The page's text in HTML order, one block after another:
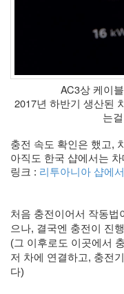
AC3상 케이
2017년 하반기 생산된
는
충전 속도 확인은 했고,
아직도 한국 샵에서는
링크 : 리투아니아 샵에
처음 충전이어서 작동법
으나, 결국엔 충전이 진
(그 이후로도 이곳에서
저 차에 연결하고, 충전
다)
5
타
모
13
행
경
영
3
지
름
3